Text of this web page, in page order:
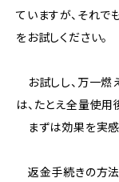
ていますが、それ
をお試しください。
お試しし、万一燃
は、たとえ全量使用
まずは効果を実感
返金手続きの方法